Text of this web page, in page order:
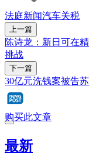
法庭新闻汽车关税
上一篇
陈诗龙：新日可在
挑战
下一篇
30亿元洗钱案被告
购买此文章
最新